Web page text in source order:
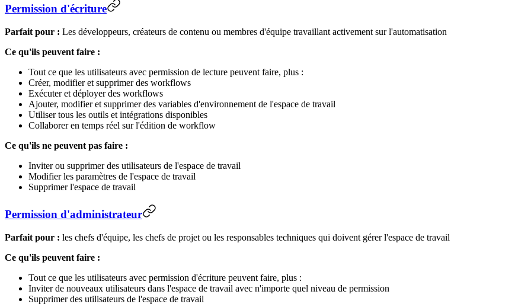
Permission d'écriture
Parfait pour : Les développeurs, créateurs de contenu ou membres d'équipe travaillant activement sur l'automatisation
Ce qu'ils peuvent faire :
Tout ce que les utilisateurs avec permission de lecture peuvent faire, plus :
Créer, modifier et supprimer des workflows
Exécuter et déployer des workflows
Ajouter, modifier et supprimer des variables d'environnement de l'espace de travail
Utiliser tous les outils et intégrations disponibles
Collaborer en temps réel sur l'édition de workflow
Ce qu'ils ne peuvent pas faire :
Inviter ou supprimer des utilisateurs de l'espace de travail
Modifier les paramètres de l'espace de travail
Supprimer l'espace de travail
Permission d'administrateur
Parfait pour : les chefs d'équipe, les chefs de projet ou les responsables techniques qui doivent gérer l'espace de travail
Ce qu'ils peuvent faire :
Tout ce que les utilisateurs avec permission d'écriture peuvent faire, plus :
Inviter de nouveaux utilisateurs dans l'espace de travail avec n'importe quel niveau de permission
Supprimer des utilisateurs de l'espace de travail